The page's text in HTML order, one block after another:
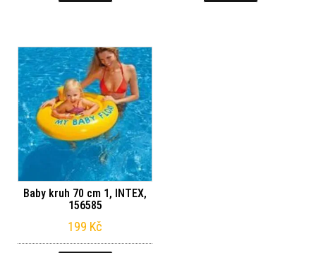
Baby kruh 70 cm 1, INTEX,
156585
199 Kč